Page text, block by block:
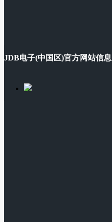
JDB电子(中国区)官方网站信息